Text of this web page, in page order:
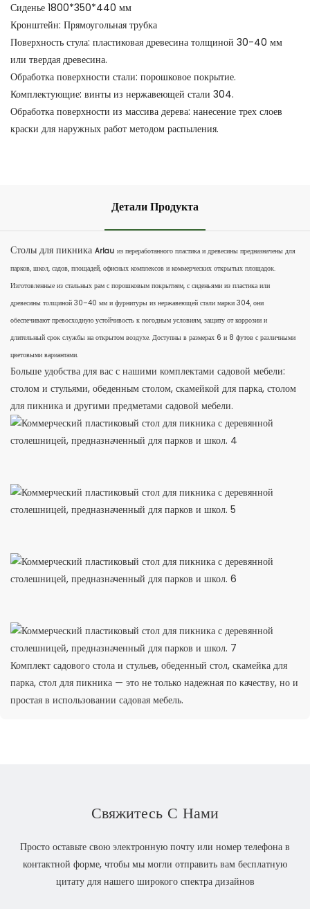
Сиденье 1800*350*440 мм
Кронштейн: Прямоугольная трубка
Поверхность стула: пластиковая древесина толщиной 30-40 мм
или твердая древесина.
Обработка поверхности стали: порошковое покрытие.
Комплектующие: винты из нержавеющей стали 304.
Обработка поверхности из массива дерева: нанесение трех слоев
краски для наружных работ методом распыления.
Детали Продукта
Столы для пикника Arlau из переработанного пластика и древесины предназначены для
парков, школ, садов, площадей, офисных комплексов и коммерческих открытых площадок.
Изготовленные из стальных рам с порошковым покрытием, с сиденьями из пластика или
древесины толщиной 30–40 мм и фурнитуры из нержавеющей стали марки 304, они
обеспечивают превосходную устойчивость к погодным условиям, защиту от коррозии и
длительный срок службы на открытом воздухе. Доступны в размерах 6 и 8 футов с различными
цветовыми вариантами.
Больше удобства для вас с нашими комплектами садовой мебели:
столом и стульями, обеденным столом, скамейкой для парка, столом
для пикника и другими предметами садовой мебели.
Комплект садового стола и стульев, обеденный стол, скамейка для
парка, стол для пикника — это не только надежная по качеству, но и
простая в использовании садовая мебель.
Свяжитесь С Нами
Просто оставьте свою электронную почту или номер телефона в
контактной форме, чтобы мы могли отправить вам бесплатную
цитату для нашего широкого спектра дизайнов